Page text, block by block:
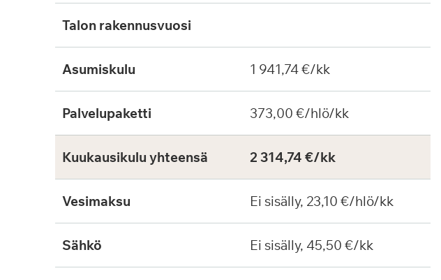
Talon rakennusvuosi
Asumiskulu 1 941,74 €/kk
Palvelupaketti 373,00 €/hlö/kk
Kuukausikulu yhteensä 2 314,74 €/kk
Vesimaksu Ei sisälly, 23,10 €/hlö/kk
Sähkö Ei sisälly, 45,50 €/kk